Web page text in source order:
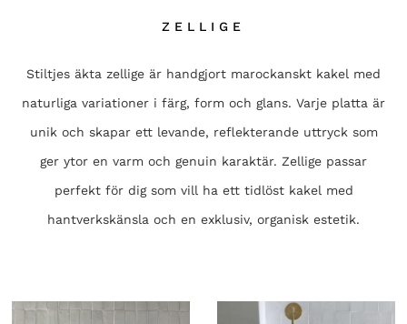
ZELLIGE
Stiltjes äkta zellige är handgjort marockanskt kakel med
naturliga variationer i färg, form och glans. Varje platta är
unik och skapar ett levande, reflekterande uttryck som
ger ytor en varm och genuin karaktär. Zellige passar
perfekt för dig som vill ha ett tidlöst kakel med
hantverkskänsla och en exklusiv, organisk estetik.